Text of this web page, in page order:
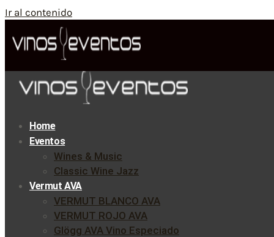
Ir al contenido
Home
Eventos
Wines & Music
Classic Wine Jazz
Vermut AVA
VERMUT BLANCO AVA
VERMUT ROJO AVA
Glögg AVA Vino Especiado